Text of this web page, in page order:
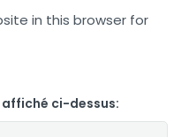
in this browser for
ci-dessus: